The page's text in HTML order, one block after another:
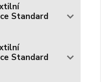
Standard
Standard